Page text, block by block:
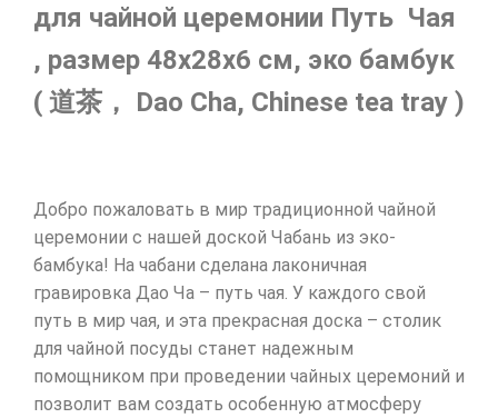
для чайной церемонии Путь Чая
, размер 48х28х6 см, эко бамбук
( 道茶， Dao Cha, Chinese tea tray )
Добро пожаловать в мир традиционной чайной
церемонии с нашей доской Чабань из эко-
бамбука! На чабани сделана лаконичная
гравировка Дао Ча – путь чая. У каждого свой
путь в мир чая, и эта прекрасная доска – столик
для чайной посуды станет надежным
помощником при проведении чайных церемоний и
позволит вам создать особенную атмосферу